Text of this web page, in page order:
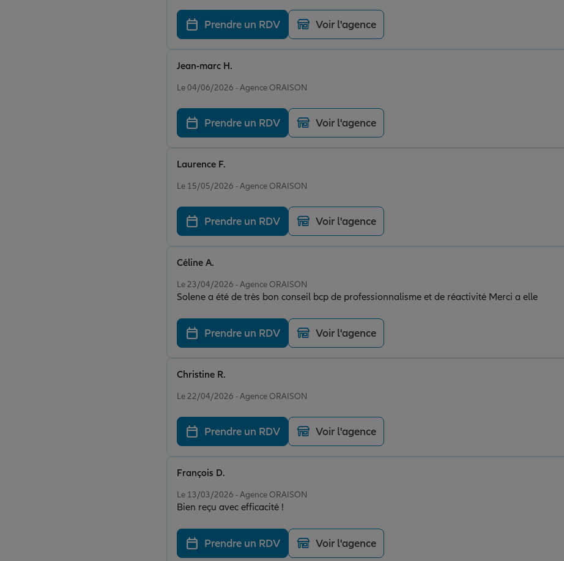
Prendre un RDV Voir l'agence
Le 04/06/2026 - Agence ORAISON
Jean-marc H.
Prendre un RDV Voir l'agence
Le 15/05/2026 - Agence ORAISON
Laurence F.
Prendre un RDV Voir l'agence
Le 23/04/2026 - Agence ORAISON
Solene a été de très bon conseil bcp de professionnalisme et de réactivité Merci a elle
Céline A.
Prendre un RDV Voir l'agence
Le 22/04/2026 - Agence ORAISON
Christine R.
Prendre un RDV Voir l'agence
Le 13/03/2026 - Agence ORAISON
Bien reçu avec efficacité !
François D.
Prendre un RDV Voir l'agence